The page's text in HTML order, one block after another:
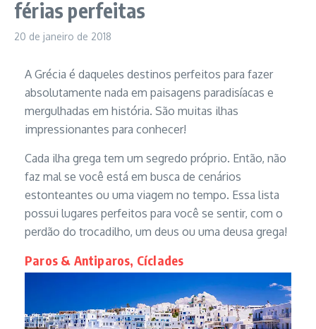
férias perfeitas
20 de janeiro de 2018
A Grécia é daqueles destinos perfeitos para fazer
absolutamente nada em paisagens paradisíacas e
mergulhadas em história. São muitas ilhas
impressionantes para conhecer!
Cada ilha grega tem um segredo próprio. Então, não
faz mal se você está em busca de cenários
estonteantes ou uma viagem no tempo. Essa lista
possui lugares perfeitos para você se sentir, com o
perdão do trocadilho, um deus ou uma deusa grega!
Paros & Antiparos, Cíclades